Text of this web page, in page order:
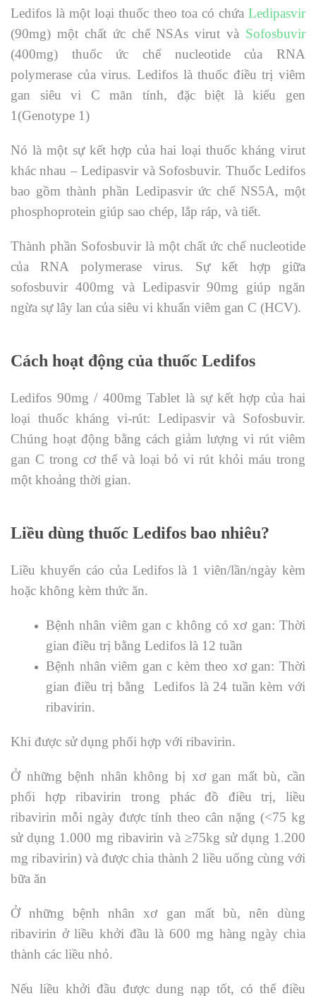
Ledifos là một loại thuốc theo toa có chứa Ledipasvir
(90mg) một chất ức chế NSAs virut và Sofosbuvir
(400mg) thuốc ức chế nucleotide của RNA
polymerase của virus. Ledifos là thuốc điều trị viêm
gan siêu vi C mãn tính, đặc biệt là kiểu gen
1(Genotype 1)
Nó là một sự kết hợp của hai loại thuốc kháng virut
khác nhau – Ledipasvir và Sofosbuvir. Thuốc Ledifos
bao gồm thành phần Ledipasvir ức chế NS5A, một
phosphoprotein giúp sao chép, lắp ráp, và tiết.
Thành phần Sofosbuvir là một chất ức chế nucleotide
của RNA polymerase virus. Sự kết hợp giữa
sofosbuvir 400mg và Ledipasvir 90mg giúp ngăn
ngừa sự lây lan của siêu vi khuẩn viêm gan C (HCV).
Cách hoạt động của thuốc Ledifos
Ledifos 90mg / 400mg Tablet là sự kết hợp của hai
loại thuốc kháng vi-rút: Ledipasvir và Sofosbuvir.
Chúng hoạt động bằng cách giảm lượng vi rút viêm
gan C trong cơ thể và loại bỏ vi rút khỏi máu trong
một khoảng thời gian.
Liều dùng thuốc Ledifos bao nhiêu?
Liều khuyến cáo của Ledifos là 1 viên/lần/ngày kèm
hoặc không kèm thức ăn.
Bệnh nhân viêm gan c không có xơ gan: Thời
gian điều trị bằng Ledifos là 12 tuần
Bệnh nhân viêm gan c kèm theo xơ gan: Thời
gian điều trị bằng Ledifos là 24 tuần kèm với
ribavirin.
Khi được sử dụng phối hợp với ribavirin.
Ở những bệnh nhân không bị xơ gan mất bù, cần
phối hợp ribavirin trong phác đồ điều trị, liều
ribavirin mỗi ngày được tính theo cân nặng (<75 kg
sử dụng 1.000 mg ribavirin và ≥75kg sử dụng 1.200
mg ribavirin) và được chia thành 2 liều uống cùng với
bữa ăn
Ở những bệnh nhân xơ gan mất bù, nên dùng
ribavirin ở liều khởi đầu là 600 mg hàng ngày chia
thành các liều nhỏ.
Nếu liều khởi đầu được dung nạp tốt, có thể điều